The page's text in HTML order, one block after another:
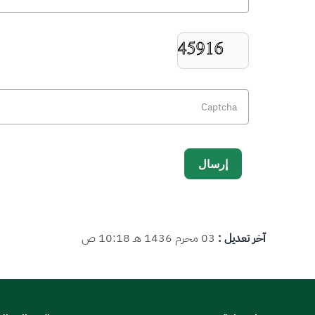
آخر تعديل : 03 محرم 1436 هـ 10:18 ص